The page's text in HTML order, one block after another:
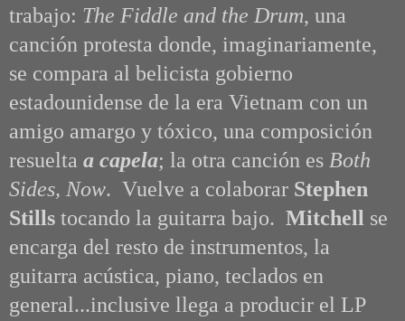
trabajo: The Fiddle and the Drum, una
canción protesta donde, imaginariamente,
se compara al belicista gobierno
estadounidense de la era Vietnam con un
amigo amargo y tóxico, una composición
resuelta a capela; la otra canción es Both
Sides, Now. Vuelve a colaborar Stephen
Stills tocando la guitarra bajo. Mitchell se
encarga del resto de instrumentos, la
guitarra acústica, piano, teclados en
general...inclusive llega a producir el LP